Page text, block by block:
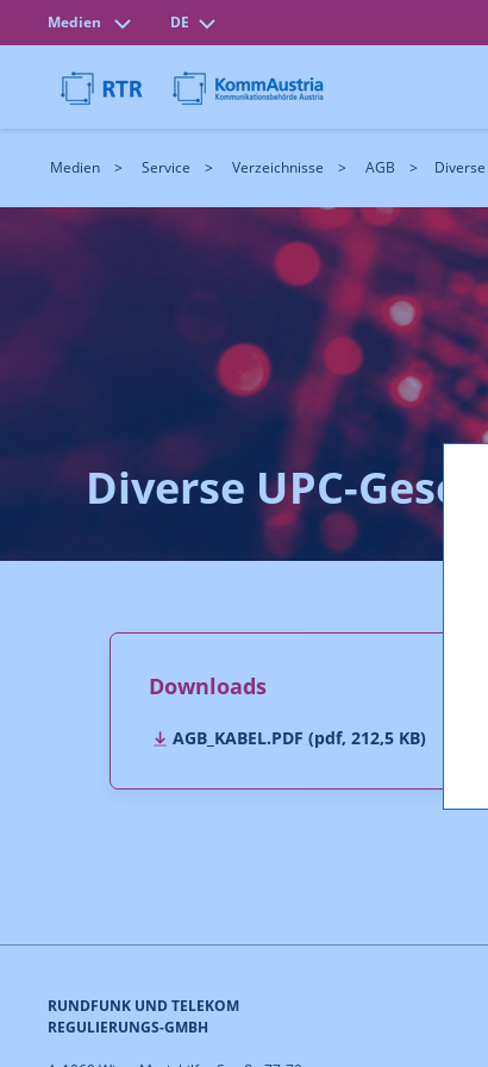
Medien DE
Medien Service Verzeichnisse AGB
Diverse UPC-
Downloads
AGB_KABEL.PDF (pdf, 212,5 KB)
RUNDFUNK UND TELEKOM
REGULIERUNGS-GMBH